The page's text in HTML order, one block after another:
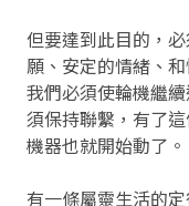
但要達到此目的，
願、安定的情緒、
我們必須使輪機繼
須保持聯繫，有了
機器也就開始動了。
有一條屬靈生活的